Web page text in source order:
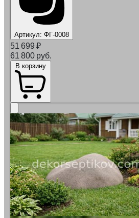
Артикул: ФГ-0008
51 699 ₽
61 800 руб.